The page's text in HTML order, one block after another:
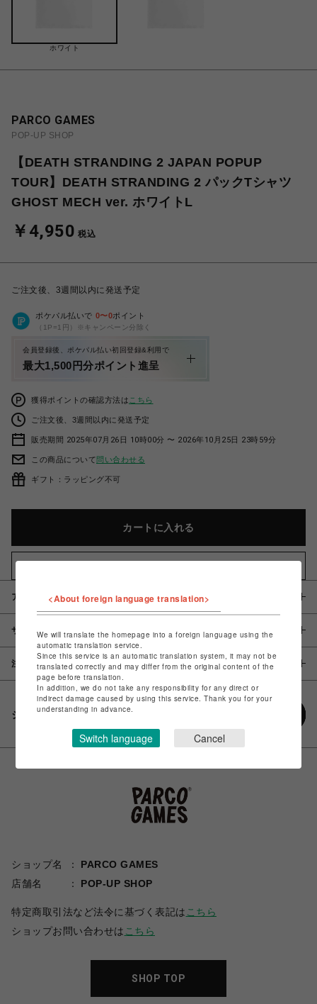
ホワイト
PARCO GAMES
POP-UP SHOP
【DEATH STRANDING 2 JAPAN POPUP
TOUR】DEATH STRANDING 2 パックTシャツ
GHOST MECH ver. ホワイトL
￥4,950 税込
ご注文後、3週間以内に発送予定
ポケパル払いで 0〜0ポイント
（1P=1円）※キャンペーン分除く
会員登録後、ポケパル払い初回登録&利用で
最大1,500円分ポイント進呈
獲得ポイントの確認方法は こちら
ご注文後、3週間以内に発送予定
販売期間 2025年07月26日 10時00分 〜 2026年10月25日 23時59分
この商品について問い合わせる
ギフト：ラッピング不可
カートに入れる
アイテム説明 / 素材
サイズ
注意事項
シェアする
ショップ名
PARCO GAMES
店舗名
POP-UP SHOP
特定商取引法など法令に基づく表記は こちら
ショップお問い合わせは こちら
SHOP TOP
<About foreign language translation>
We will translate the homepage into a foreign language using the
automatic translation service.
Since this service is an automatic translation system, it may not be
translated correctly and may differ from the original content of the
page before translation.
In addition, we do not take any responsibility for any direct or
indirect damage caused by using this service. Thank you for your
understanding in advance.
Switch language Cancel